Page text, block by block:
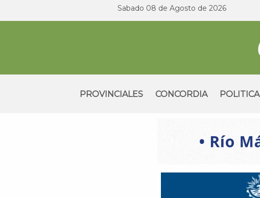
Sabado 08 de Agosto de 2026
PROVINCIALES CONCORDIA POLITICA